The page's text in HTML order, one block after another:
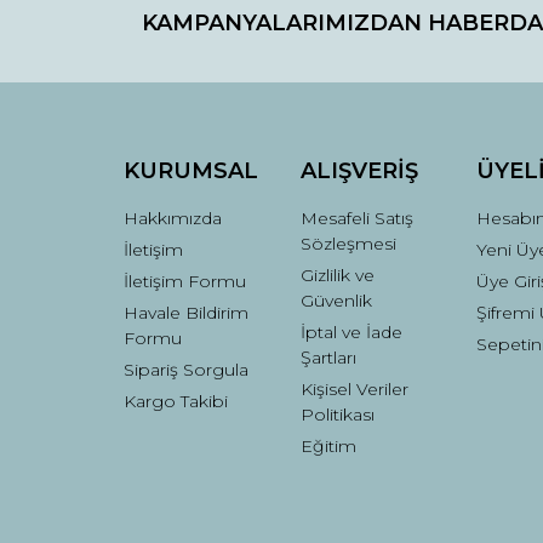
Ürün resmi kalitesiz, bozuk veya
Bu ürüne benzer farklı alternatifler olmalı.
KAMPANYALARIMIZDAN
KURUMSAL
Hakkımızda
İletişim
İletişim Formu
Havale Bildirim
Formu
Sipariş Sorgula
Kargo Takibi
ALIŞVERİŞ
Mesafeli Satış
Sözleşmesi
Gizlilik ve
Güvenlik
İptal ve İade
Şartları
Kişisel Veriler
Politikası
Eğitim
Yeni
Üye
Şifremi